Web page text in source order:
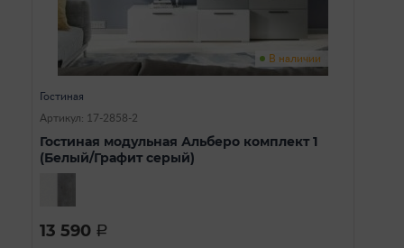
В наличии
Гостиная
Артикул: 17-2858-2
Гостиная модульная Альберо комплект 1
(Белый/Графит серый)
13 590 a